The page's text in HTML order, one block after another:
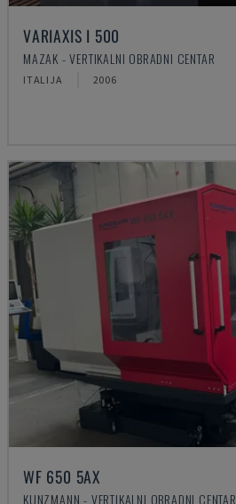
VARIAXIS I 500
MAZAK - VERTIKALNI OBRADNI CENTAR
ITALIJA 2006
WF 650 5AX
KUNZMANN - VERTIKALNI OBRADNI CENTAR